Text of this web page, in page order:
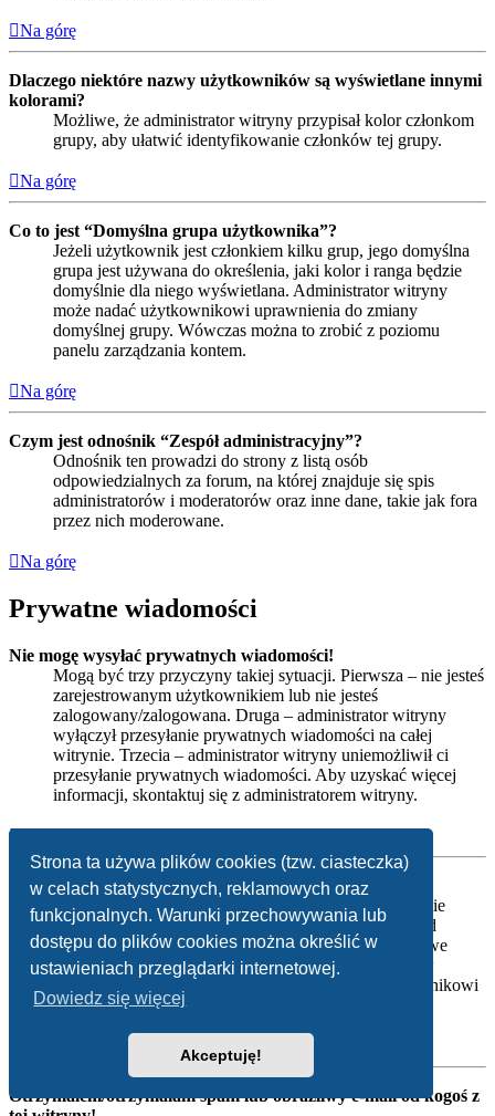
Strona ta używa plików cookies (tzw. ciasteczka)
w celach statystycznych, reklamowych oraz
funkcjonalnych. Warunki przechowywania lub
dostępu do plików cookies można określić w
ustawieniach przeglądarki internetowej.
Dowiedz się więcej
Akceptuję!
Na górę
Dlaczego niektóre nazwy użytkowników są wyświetlane innymi
kolorami?
Możliwe, że administrator witryny przypisał kolor członkom
grupy, aby ułatwić identyfikowanie członków tej grupy.
Na górę
Co to jest “Domyślna grupa użytkownika”?
Jeżeli użytkownik jest członkiem kilku grup, jego domyślna
grupa jest używana do określenia, jaki kolor i ranga będzie
domyślnie dla niego wyświetlana. Administrator witryny
może nadać użytkownikowi uprawnienia do zmiany
domyślnej grupy. Wówczas można to zrobić z poziomu
panelu zarządzania kontem.
Na górę
Czym jest odnośnik “Zespół administracyjny”?
Odnośnik ten prowadzi do strony z listą osób
odpowiedzialnych za forum, na której znajduje się spis
administratorów i moderatorów oraz inne dane, takie jak fora
przez nich moderowane.
Na górę
Prywatne wiadomości
Nie mogę wysyłać prywatnych wiadomości!
Mogą być trzy przyczyny takiej sytuacji. Pierwsza – nie jesteś
zarejestrowanym użytkownikiem lub nie jesteś
zalogowany/zalogowana. Druga – administrator witryny
wyłączył przesyłanie prywatnych wiadomości na całej
witrynie. Trzecia – administrator witryny uniemożliwił ci
przesyłanie prywatnych wiadomości. Aby uzyskać więcej
informacji, skontaktuj się z administratorem witryny.
Otrzymuję niechciane prywatne wiadomości!
W panelu użytkownika możesz, określając odpowiednie
reguły ustawić automatyczne usuwanie wiadomości od
danego nadawcy. Jeżeli otrzymujesz od kogoś obraźliwe
prywatne wiadomości, poinformuj o tym moderatorów
witryny, którzy będą mogli zabronić takiemu użytkownikowi
wysyłania jakichkolwiek prywatnych wiadomości.
Otrzymałem/otrzymałam spam lub obraźliwy e-mail od kogoś z